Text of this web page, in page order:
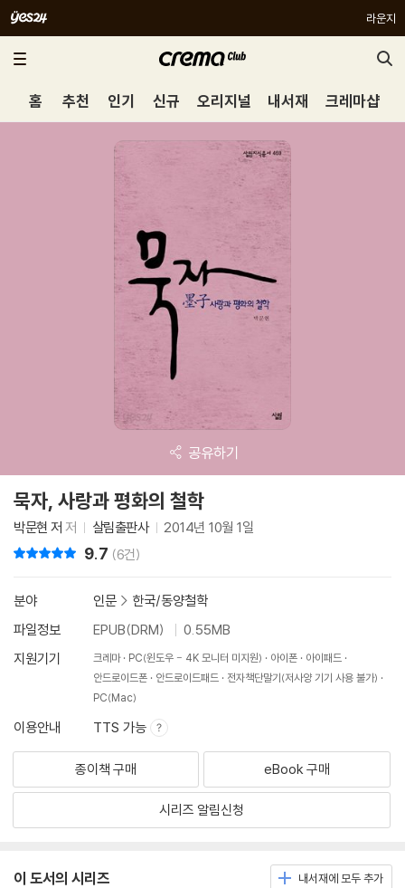
라운지
홈 추천 인기 신규 오리지널 내서재 크레마샵
공유하기
묵자, 사랑과 평화의 철학
박문현 저 저 살림출판사 2014년 10월 1일
9.7 (6건)
분야 인문 > 한국/동양철학
파일정보
EPUB(DRM)
0.55MB
지원기기
크레마 PC(윈도우 - 4K 모니터 미지원) 아이폰
아이패드
안드로이드폰
안드로이드패드
전자책단말기(저사양 기기 사용 불가)
PC(Mac)
이용안내 TTS 가능
종이책 구매 eBook 구매
시리즈 알림신청
이 도서의 시리즈 내서재에 모두 추가